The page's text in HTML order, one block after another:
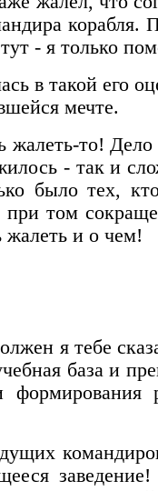
корабля.
- я только
его оценке
мечте.
то! Дело не
- так и
было тех,
том
жалеть и о чем!
сказать,
база и